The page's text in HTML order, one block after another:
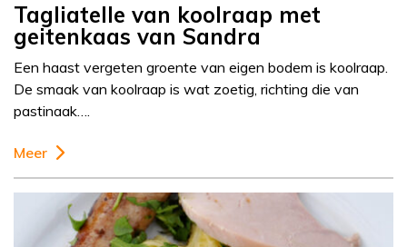
Tagliatelle van koolraap met
geitenkaas van Sandra
Een haast vergeten groente van eigen bodem is koolraap.
De smaak van koolraap is wat zoetig, richting die van
pastinaak….
Meer